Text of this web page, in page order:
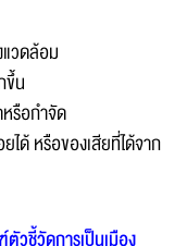
วดล้อม
ขึ้น
รือกำจัด
ด้ หรือของเสียที่ได้จาก